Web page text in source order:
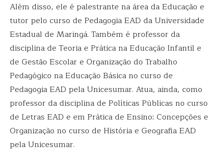
Além disso, ele é palestrante na área da Educação e
tutor pelo curso de Pedagogia EAD da Universidade
Estadual de Maringá. Também é professor da
disciplina de Teoria e Prática na Educação Infantil e
de Gestão Escolar e Organização do Trabalho
Pedagógico na Educação Básica no curso de
Pedagogia EAD pela Unicesumar. Atua, ainda, como
professor da disciplina de Políticas Públicas no curso
de Letras EAD e em Prática de Ensino: Concepções e
Organização no curso de História e Geografia EAD
pela Unicesumar.